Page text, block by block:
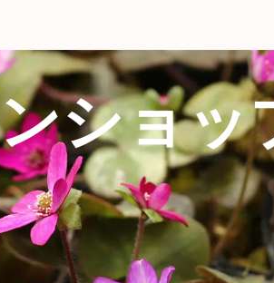
ショッ